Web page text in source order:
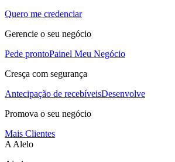
Quero me credenciar
Gerencie o seu negócio
Pede prontoPainel Meu Negócio
Cresça com segurança
Antecipação de recebíveisDesenvolve
Promova o seu negócio
Mais Clientes
A Alelo